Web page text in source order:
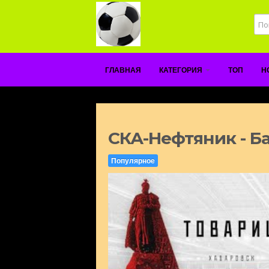
ГЛАВНАЯ КАТЕГОРИЯ ТОП
СКА-Нефтяник -
Популярное